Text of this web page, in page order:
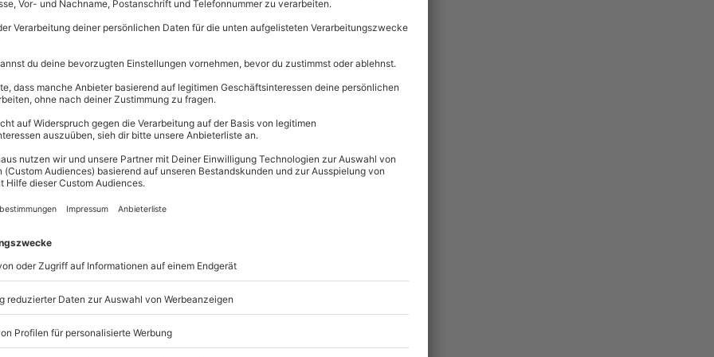
Volle Flexibilität
einlösbar.
Maximale Sicherheit
und Sonne im Gesicht? Schnappt
?
Anleger in ganz
Schlosshabt Ihr von
wirklich losgeht, erhaltet Ihr
Seesäcken über Handybeutel
Die Tour ist auch für Anfänger
ist. So lassen sich